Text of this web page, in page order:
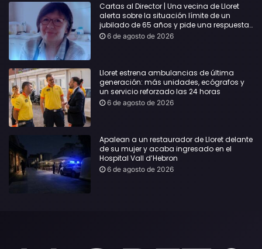
Cartas al Director | Una vecina de Lloret
alerta sobre la situación límite de un
jubilado de 65 años y pide una respuesta
urgente
6 de agosto de 2026
Lloret estrena ambulancias de última
generación: más unidades, ecógrafos y
un servicio reforzado las 24 horas
6 de agosto de 2026
Apalean a un restaurador de Lloret delante
de su mujer y acaba ingresado en el
Hospital Vall d’Hebron
6 de agosto de 2026